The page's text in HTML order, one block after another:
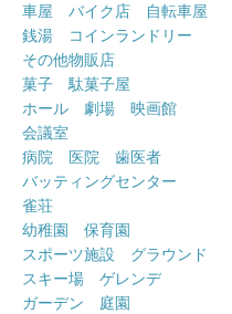
車屋 バイク店 自転車屋
銭湯 コインランドリー
その他物販店
菓子 駄菓子屋
ホール 劇場 映画館
会議室
病院 医院 歯医者
バッティングセンター
雀荘
幼稚園 保育園
スポーツ施設 グラウンド
スキー場 ゲレンデ
ガーデン 庭園